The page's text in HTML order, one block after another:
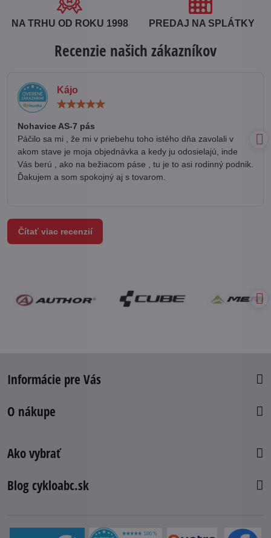
NA TRHU OD ROKU 1998 PREDAJ NA SPLÁTKY
Recenzie našich zákazníkov
Kájo
Nohavice AS-7 pás
Páčilo sa mi , že mi v priebehu toho istého dňa zavolali v
akom stave je moja objednávka a kedy ju odosielajú, inde
Vás berú , ako na bežiacom páse , tu je to asi rodinný podnik.
Ďakujem a som spokojný aj s tovarom.
Čítať viac recenzií
Informácie pre Vás
O nákupe
Ako vybrať
Blog cykloabc.sk